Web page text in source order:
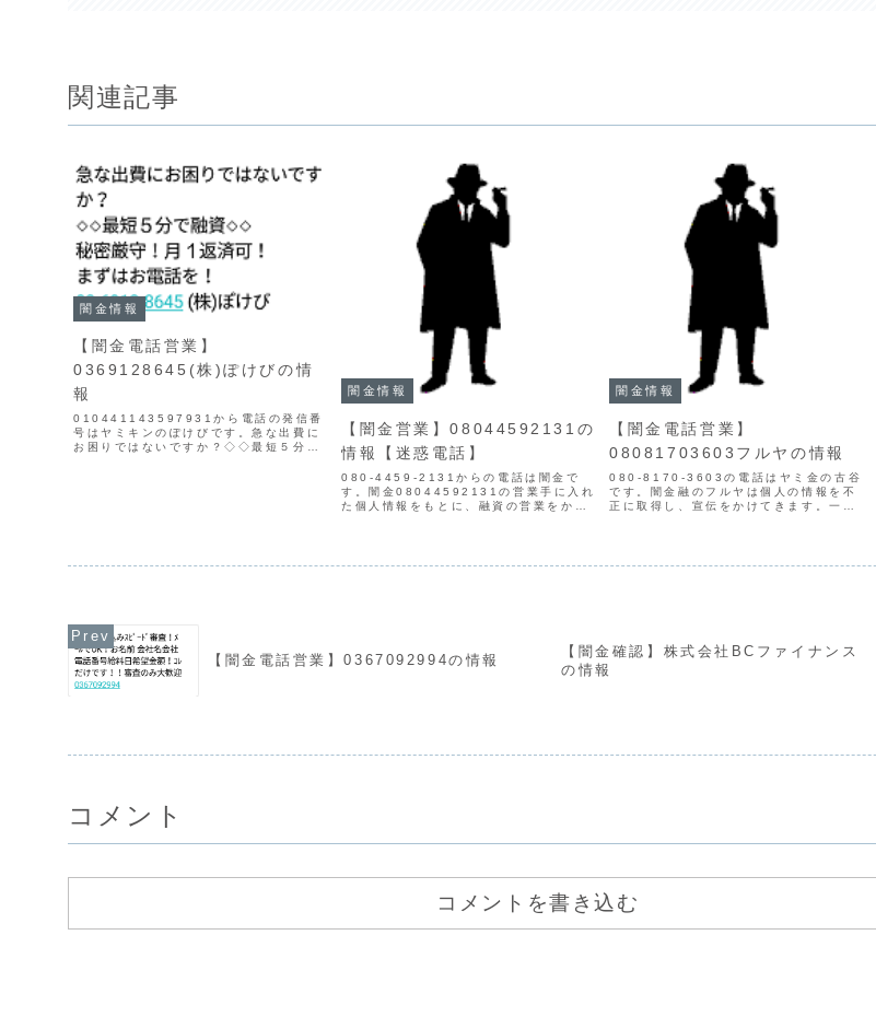
関連記事
闇金情報
【闇金電話営業】
0369128645(株)ぽけびの情
報
010441143597931から電話の発信番
号はヤミキンのぽけびです。急な出費に
お困りではないですか？◇◇最短５分で
闇金情報
【闇金営業】08044592131の
情報【迷惑電話】
080-4459-2131からの電話は闇金で
す。闇金08044592131の営業手に入れ
た個人情報をもとに、融資の営業をかけ
闇金情報
【闇金電話営業】
08081703603フルヤの情報
080-8170-3603の電話はヤミ金の古谷
です。闇金融のフルヤは個人の情報を不
正に取得し、宣伝をかけてきます。一番
【闇金電話営業】0367092994の情報
【闇金確認】株式会社BCファイナンス
の情報
コメント
コメントを書き込む